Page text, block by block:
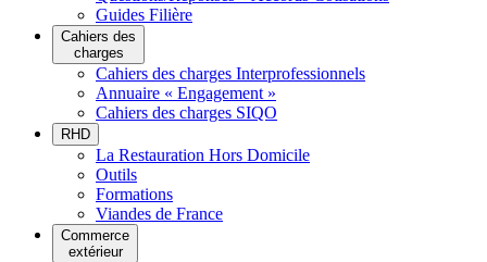
Guides Filière
Cahiers des
charges
Cahiers des charges Interprofessionnels
Annuaire « Engagement »
Cahiers des charges SIQO
RHD
La Restauration Hors Domicile
Outils
Formations
Viandes de France
Commerce
extérieur